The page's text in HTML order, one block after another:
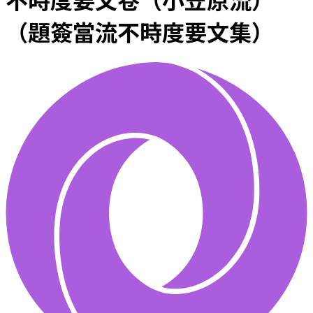
（題簽當流不時度要文集）